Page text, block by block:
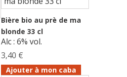
Bière bio au prè de ma
blonde 33 cl
Alc : 6% vol.
3,40 €
Ajouter à mon caba